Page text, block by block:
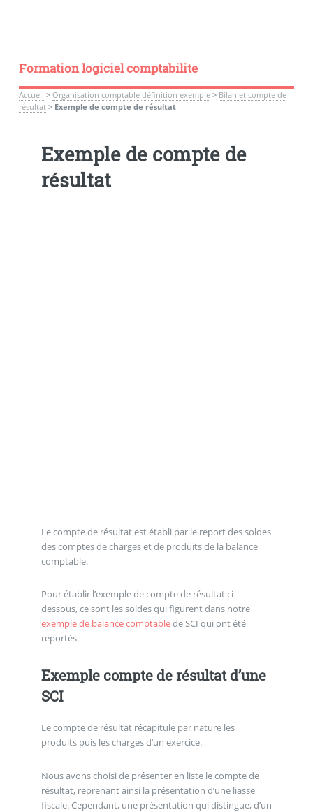
Formation logiciel comptabilite
Accueil > Organisation comptable définition exemple> Bilan et compte de
résultat> Exemple de compte de résultat
Exemple de compte de
résultat
Le compte de résultat est établi par le report des soldes
des comptes de charges et de produits de la balance
comptable.
Pour établir l’exemple de compte de résultat ci-
dessous, ce sont les soldes qui figurent dans notre
exemple de balance comptablede SCI qui ont été
reportés.
Exemple compte de résultat d’une
SCI
Le compte de résultat récapitule par nature les
produits puis les charges d’un exercice.
Nous avons choisi de présenter en liste le compte de
résultat, reprenant ainsi la présentation d’une liasse
fiscale. Cependant, une présentation qui distingue, d’un